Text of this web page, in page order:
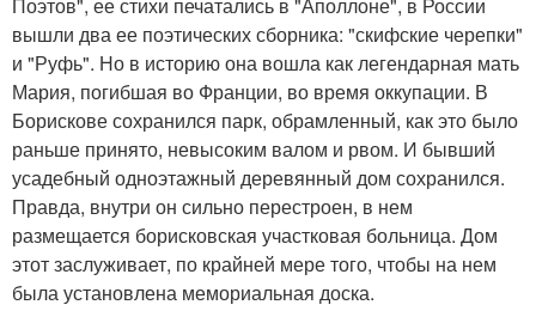
вышли два ее поэтических сборника: "скифские черепки"
и "Руфь". Но в историю она вошла как легендарная мать
Мария, погибшая во Франции, во время оккупации. В
Борискове сохранился парк, обрамленный, как это было
раньше принято, невысоким валом и рвом. И бывший
усадебный одноэтажный деревянный дом сохранился.
Правда, внутри он сильно перестроен, в нем
размещается борисковская участковая больница. Дом
этот заслуживает, по крайней мере того, чтобы на нем
была установлена мемориальная доска.